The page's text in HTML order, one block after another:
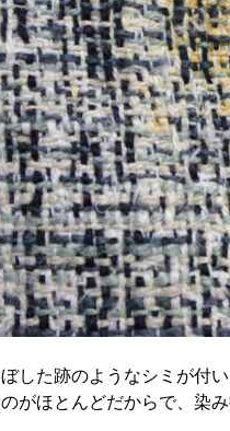
した跡のようなシミが付
がほとんどだからで、染